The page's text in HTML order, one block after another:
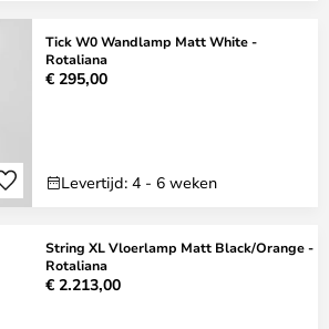
Tick W0 Wandlamp Matt White -
Rotaliana
€ 295,00
Levertijd: 4 - 6 weken
String XL Vloerlamp Matt Black/Orange -
Rotaliana
€ 2.213,00